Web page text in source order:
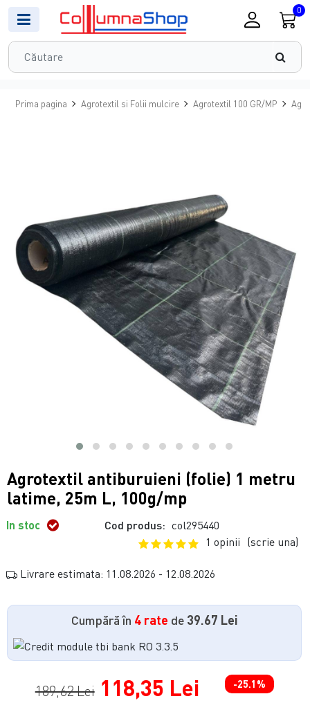
0
Prima pagina Agrotextil si Folii mulcire Agrotextil 100 GR/MP
Agrotextil antiburuieni (folie) 1 metru
latime, 25m L, 100g/mp
In stoc Cod produs: col295440
1 opinii (scrie una)
Livrare estimata: 11.08.2026 - 12.08.2026
Cumpără în 4 rate de 39.67 Lei
189,62 Lei 118,35 Lei -25.1%